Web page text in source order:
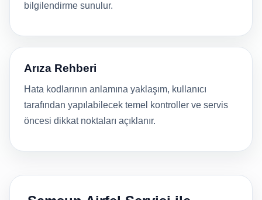
bilgilendirme sunulur.
Arıza Rehberi
Hata kodlarının anlamına yaklaşım, kullanıcı
tarafından yapılabilecek temel kontroller ve servis
öncesi dikkat noktaları açıklanır.